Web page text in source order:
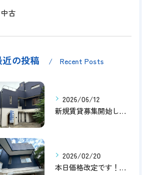
中古
近の投稿 Recent Posts
2026/06/12
新規賃貸募集開始しました！
2026/02/20
本日価格改定です！！このチャンスお見逃しなく！！！